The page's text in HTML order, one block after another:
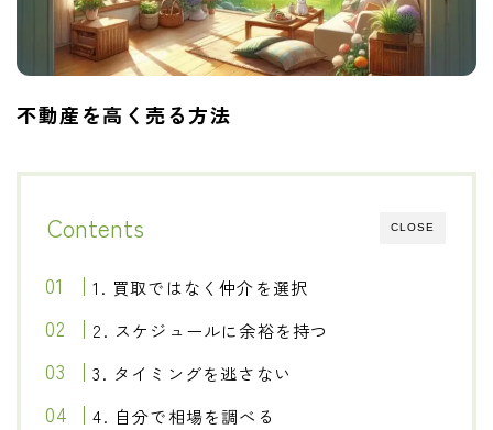
不動産を高く売る方法
CLOSE
Contents
1. 買取ではなく仲介を選択
2. スケジュールに余裕を持つ
3. タイミングを逃さない
4. 自分で相場を調べる